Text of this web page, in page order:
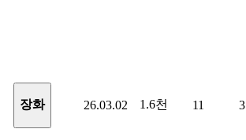
장화 26.03.02 1.6천 11 3